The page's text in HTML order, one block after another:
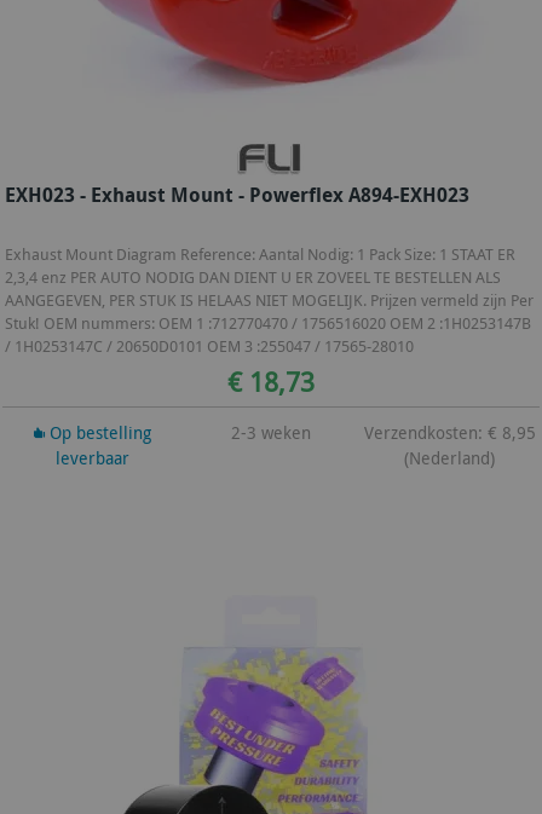
EXH023 - Exhaust Mount - Powerflex A894-EXH023
Exhaust Mount Diagram Reference: Aantal Nodig: 1 Pack Size: 1 STAAT ER
2,3,4 enz PER AUTO NODIG DAN DIENT U ER ZOVEEL TE BESTELLEN ALS
AANGEGEVEN, PER STUK IS HELAAS NIET MOGELIJK. Prijzen vermeld zijn Per
Stuk! OEM nummers: OEM 1 :712770470 / 1756516020 OEM 2 :1H0253147B
/ 1H0253147C / 20650D0101 OEM 3 :255047 / 17565-28010
€ 18,73
Op bestelling
leverbaar
2-3 weken
Verzendkosten: € 8,95
(Nederland)